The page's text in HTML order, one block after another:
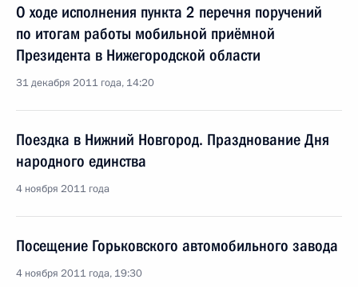
О ходе исполнения пункта 2 перечня поручений
по итогам работы мобильной приёмной
Президента в Нижегородской области
31 декабря 2011 года, 14:20
Поездка в Нижний Новгород. Празднование Дня
народного единства
4 ноября 2011 года
Посещение Горьковского автомобильного завода
4 ноября 2011 года, 19:30